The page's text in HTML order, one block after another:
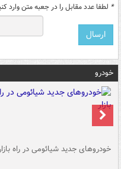
* لطفا عدد مقابل را در جعبه متن وارد
خودرو
خودروهای جدید شیائومی در راه